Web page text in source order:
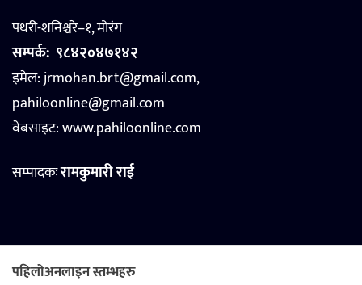
पथरी-शनिश्चरे–१, मोरंग
सम्पर्क: ९८४२०४७१४२
इमेल: jrmohan.brt@gmail.com,
pahiloonline@gmail.com
वेबसाइट:www.pahiloonline.com
सम्पादकःरामकुमारी राई
पहिलोअनलाइन स्तम्भहरु